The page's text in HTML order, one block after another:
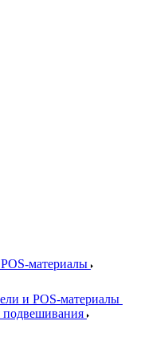
материалы
и POS-материалы
подвешивания